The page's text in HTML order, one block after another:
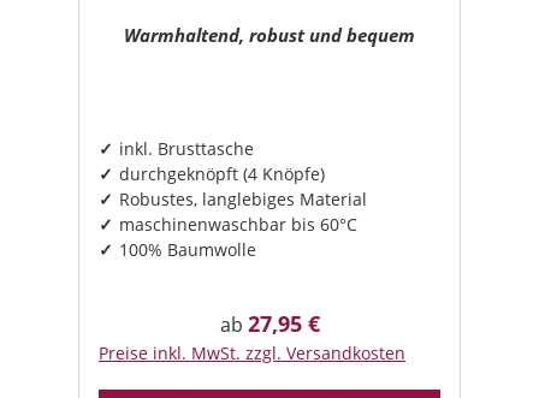
Warmhaltend, robust und bequem
inkl. Brusttasche
durchgeknöpft (4 Knöpfe)
Robustes, langlebiges Material
maschinenwaschbar bis 60°C
100% Baumwolle
Regulärer Preis:
ab 27,95 €
Preise inkl. MwSt. zzgl. Versandkosten